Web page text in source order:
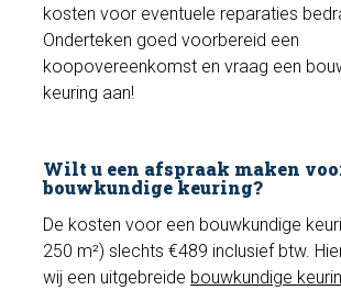
kosten voor eventuele reparaties
Onderteken goed voorbereid een
koopovereenkomst en vraag een
keuring aan!
Wilt u een afspraak maken
bouwkundige keuring?
De kosten voor een bouwkundige
250 m²) slechts €489 inclusief btw.
wij een uitgebreide bouwkundige